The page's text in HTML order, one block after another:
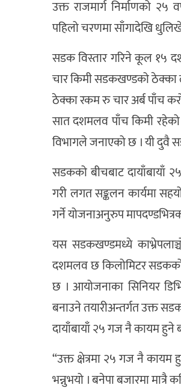
उक्त राजमार्ग निर्माणको
पहिलो चरणमा साँगादेखि
सडक विस्तार गरिने कूल १५
चार किमी सडकखण्डको ठेक्का
ठेक्का रकम रु चार अर्ब पाँच
सात दशमलव पाँच किमी
विभागले जनाएको छ । यी दुवै
सडकको बीचबाट दायाँबायाँ
गरी लगत सङ्कलन कार्यमा
गर्ने योजनाअनुरुप
यस सडकखण्डमध्ये
दशमलव छ किलोमिटर सडकको
छ । आयोजनाका सिनियर
बनाउने तयारीअन्तर्गत उक्त
दायाँबायाँ २५ गज नै कायम हुने
“उक्त क्षेत्रमा २५ गज नै
भन्नुभयो । बनेपा बजारमा मात्रै